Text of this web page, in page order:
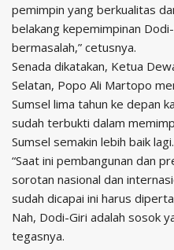
pemimpin yang berkualitas
belakang kepemimpinan
bermasalah,” cetusnya.
Senada dikatakan, Ketua
Selatan, Popo Ali Martopo
Sumsel lima tahun ke depan
sudah terbukti dalam
Sumsel semakin lebih baik lagi.
“Saat ini pembangunan dan
sorotan nasional dan
sudah dicapai ini harus
Nah, Dodi-Giri adalah sosok
tegasnya.